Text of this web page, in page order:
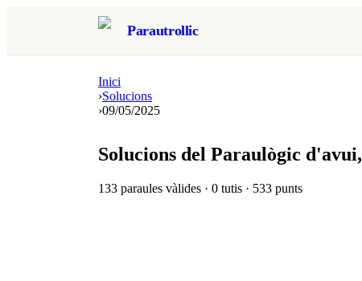
Parautrollic
Inici
›Solucions
›09/05/2025
Solucions del Paraulògic d'avui,
133 paraules vàlides · 0 tutis · 533 punts